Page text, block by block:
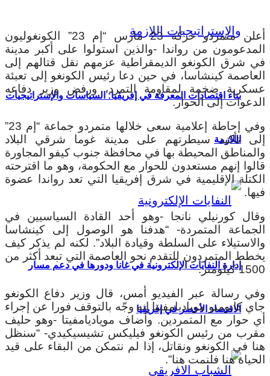
بناء اقتصادات المعرفة في إفريقيا: السياسات والإستراتيجيات
اللازمة
إدارة النفايات الإلكترونية في غانا ودورها في دعم مسار
الاقتصاد الأخضر في إفريقيا
أعلن متمردو حركة 23 مارس “إم 23” الكونغوليون
المدعومون من رواندا -والذين استولوا على أكبر مدينة
في شرق الكونغو الديمقراطية عزمهم نقل قتالهم إلى
العاصمة كينشاسا، في حين دعا رئيس الكونغو إلى تعبئة
عسكرية ضخمة لمقاومة التمرد، ورفض وزير دفاعه
الدعوات إلى الحوار.
وفي إحاطة إعلامية سعى خلالها متمردو جماعة “إم 23”
إلى تأكيد سيطرتهم على مدينة غوما شرقي البلاد
والمناطق المحيطة بها في محافظة جنوب كيفو المجاورة
قالوا إنهم مستعدون للحوار مع الحكومة، وهو ما اقترحته
الكتلة الإقليمية في شرق إفريقيا التي تعد رواندا عضوة
فيها.
وقال كورنيلي نانجا -وهو أحد القادة السياسيين في
الجماعة المتمردة- “هدفنا هو الوصول إلى كينشاسا
والاستيلاء على السلطة وقيادة البلاد”. لكنه لم يذكر كيف
يخطط المتمردون للتقدم نحو العاصمة التي تبعد أكثر من
1500 كيلومتر.
وفي رسالة عبر الفيديو أمس، قال وزير دفاع الكونغو
جاي كابومبو موياديامفيتا إنه وجّه بالتوقف فورا عن إجراء
أي حوار مع المتمردين. وأضاف موياديامفيتا -وهو حليف
مقرب من رئيس الكونغو فيليكس تشيسيكيدي- “سنظل
هنا في الكونغو ونقاتل، إذا لم نتمكن من البقاء على قيد
الحياة هنا فلنمت هنا”.